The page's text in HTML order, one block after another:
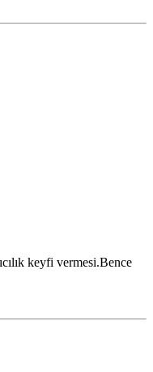
keyfi vermesi.Bence